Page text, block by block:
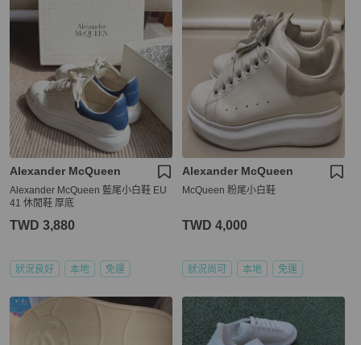
Alexander McQueen
Alexander McQueen 藍尾小白鞋 EU
41 休閒鞋 厚底
TWD 3,880
狀況良好 本地 免運
Alexander McQueen
McQueen 粉尾小白鞋
TWD 4,000
狀況尚可 本地 免運